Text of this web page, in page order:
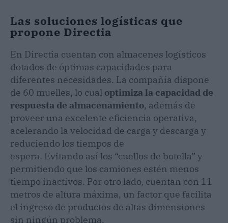
Las soluciones logísticas que
propone Directia
En Directia cuentan con almacenes logísticos
dotados de óptimas capacidades para
diferentes necesidades. La compañía dispone
de 60 muelles, lo cual optimiza la capacidad de
respuesta de almacenamiento, además de
proveer una excelente eficiencia operativa,
acelerando la velocidad de carga y descarga y
reduciendo los tiempos de
espera. Evitando así los “cuellos de botella” y
permitiendo que los camiones estén menos
tiempo inactivos. Por otro lado, cuentan con 11
metros de altura máxima, un factor que facilita
el ingreso de productos de altas dimensiones
sin ningún problema.